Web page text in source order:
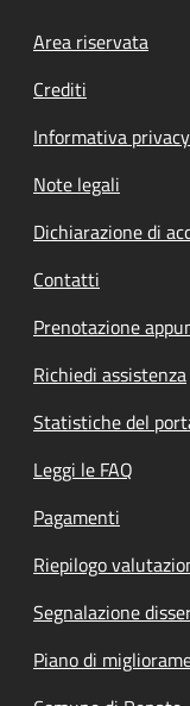
Footer
Area riservata
Crediti
Informativa privacy
Note legali
Dichiarazione di
Contatti
Prenotazione
Richiedi assistenza
Statistiche del
Leggi le FAQ
Pagamenti
Riepilogo
Segnalazione
Piano di